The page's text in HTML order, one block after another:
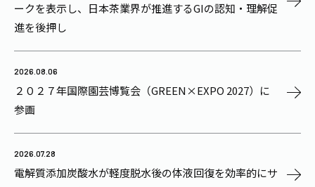
ークを表示し、日本茶業界が推進するGIの認知・理解促
進を後押し
2026.08.06
２０２７年国際園芸博覧会（GREEN×EXPO 2027）に
参画
2026.07.28
電解質添加炭酸水が軽度脱水後の体液回復を効率的にサ